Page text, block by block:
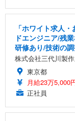
「ホワイト求人
ドエンジニア/残
研修あり/技術の
株式会社三代川製
東京都
月給23万5,000
正社員